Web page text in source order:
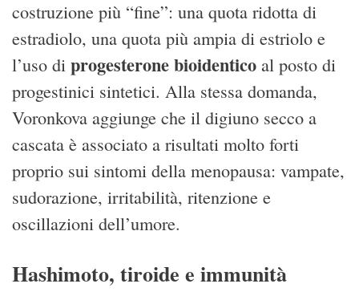
costruzione più “fine”: una quota ridotta di
estradiolo, una quota più ampia di estriolo e
l’uso di progesterone bioidentico al posto di
progestinici sintetici. Alla stessa domanda,
Voronkova aggiunge che il digiuno secco a
cascata è associato a risultati molto forti
proprio sui sintomi della menopausa: vampate,
sudorazione, irritabilità, ritenzione e
oscillazioni dell’umore.
Hashimoto, tiroide e immunità